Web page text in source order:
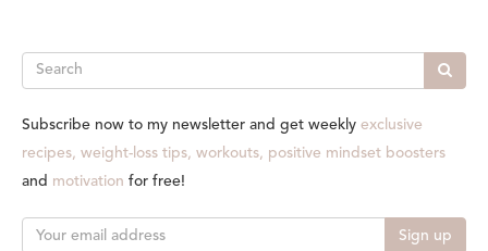
Search
Subscribe now to my newsletter and get weekly exclusive
recipes, weight-loss tips, workouts, positive mindset boosters
and motivation for free!